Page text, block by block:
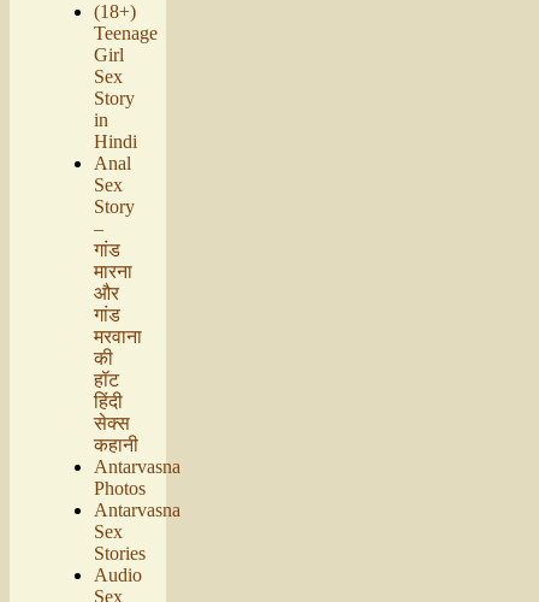
(18+)
Teenage
Girl
Sex
Story
in
Hindi
Anal
Sex
Story
–
गांड
मारना
और
गांड
मरवाना
की
हॉट
हिंदी
सेक्स
कहानी
Antarvasna
Photos
Antarvasna
Sex
Stories
Audio
Sex